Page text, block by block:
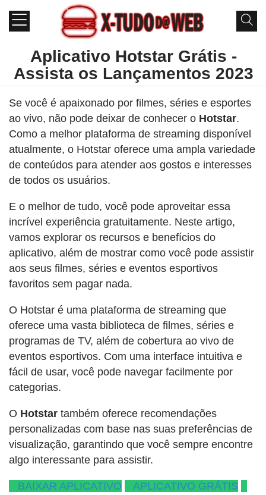
Aplicativo Hotstar Grátis -
Assista os Lançamentos 2023
Se você é apaixonado por filmes, séries e esportes
ao vivo, não pode deixar de conhecer o Hotstar.
Como a melhor plataforma de streaming disponível
atualmente, o Hotstar oferece uma ampla variedade
de conteúdos para atender aos gostos e interesses
de todos os usuários.
E o melhor de tudo, você pode aproveitar essa
incrível experiência gratuitamente. Neste artigo,
vamos explorar os recursos e benefícios do
aplicativo, além de mostrar como você pode assistir
aos seus filmes, séries e eventos esportivos
favoritos sem pagar nada.
O Hotstar é uma plataforma de streaming que
oferece uma vasta biblioteca de filmes, séries e
programas de TV, além de cobertura ao vivo de
eventos esportivos. Com uma interface intuitiva e
fácil de usar, você pode navegar facilmente por
categorias.
O Hotstar também oferece recomendações
personalizadas com base nas suas preferências de
visualização, garantindo que você sempre encontre
algo interessante para assistir.
BAIXAR APLICATIVO
APLICATIVO GRÁTIS